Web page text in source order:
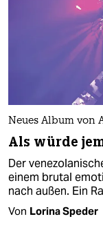
Neues Album von
Als würde
Der
einem brutal
nach außen. Ein
Von Lorina Speder